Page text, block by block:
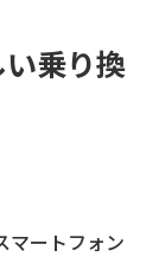
乗り換
マートフォン